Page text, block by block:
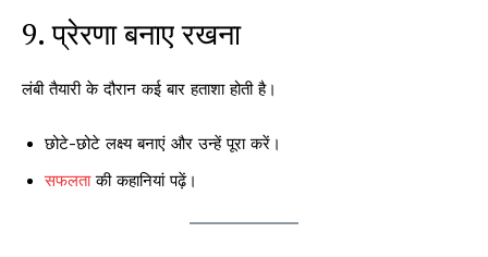
9. प्रेरणा बनाए रखना
लंबी तैयारी के दौरान कई बार हताशा होती है।
छोटे-छोटे लक्ष्य बनाएं और उन्हें पूरा करें।
सफलताकी कहानियां पढ़ें।